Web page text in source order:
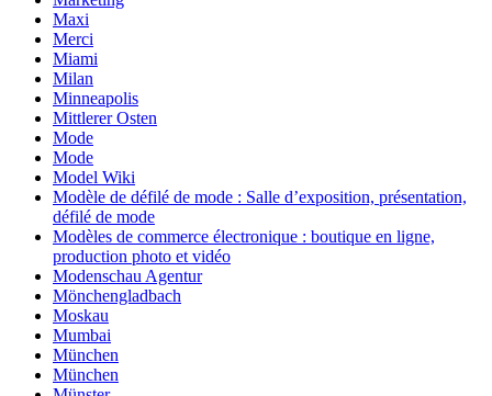
Maxi
Merci
Miami
Milan
Minneapolis
Mittlerer Osten
Mode
Mode
Model Wiki
Modèle de défilé de mode : Salle d’exposition, présentation,
défilé de mode
Modèles de commerce électronique : boutique en ligne,
production photo et vidéo
Modenschau Agentur
Mönchengladbach
Moskau
Mumbai
München
München